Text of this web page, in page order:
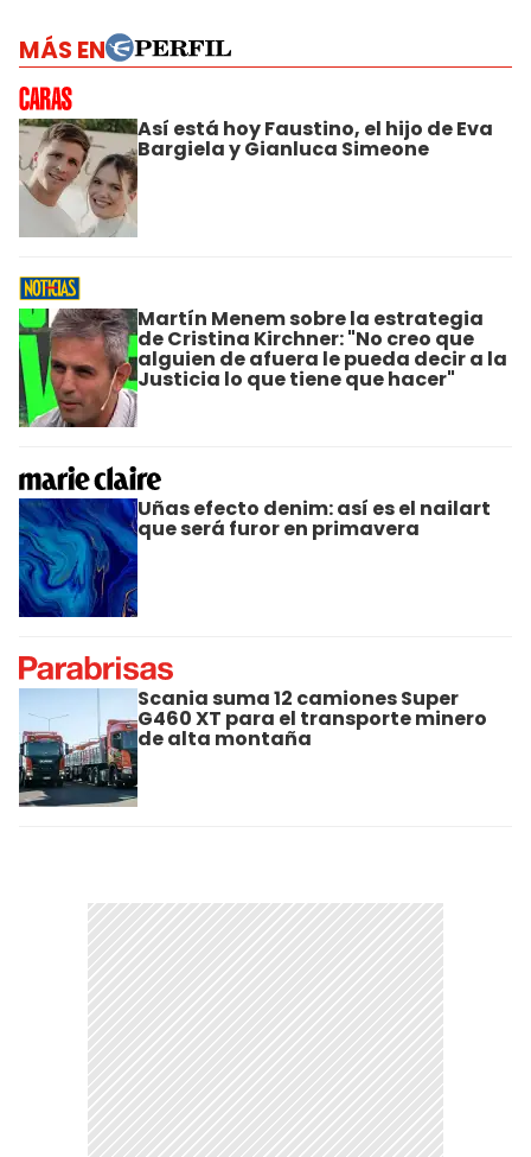
MÁS EN
Así está hoy Faustino, el hijo de Eva
Bargiela y Gianluca Simeone
Martín Menem sobre la estrategia
de Cristina Kirchner: "No creo que
alguien de afuera le pueda decir a la
Justicia lo que tiene que hacer"
Uñas efecto denim: así es el nailart
que será furor en primavera
Scania suma 12 camiones Super
G460 XT para el transporte minero
de alta montaña